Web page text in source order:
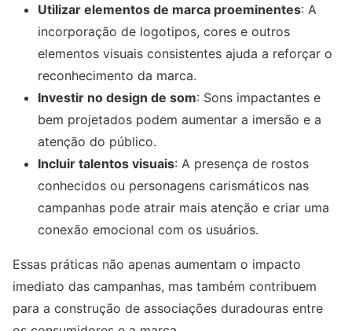
Utilizar elementos de marca proeminentes: A
incorporação de logotipos, cores e outros
elementos visuais consistentes ajuda a reforçar o
reconhecimento da marca.
Investir no design de som: Sons impactantes e
bem projetados podem aumentar a imersão e a
atenção do público.
Incluir talentos visuais: A presença de rostos
conhecidos ou personagens carismáticos nas
campanhas pode atrair mais atenção e criar uma
conexão emocional com os usuários.
Essas práticas não apenas aumentam o impacto
imediato das campanhas, mas também contribuem
para a construção de associações duradouras entre